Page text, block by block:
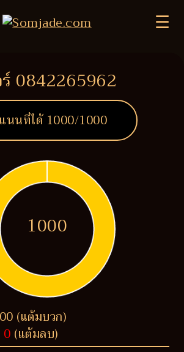
☰
ร์ 0842265962
นนที่ได้ 1000/1000
1000
(แต้มบวก)
0 (แต้มลบ)